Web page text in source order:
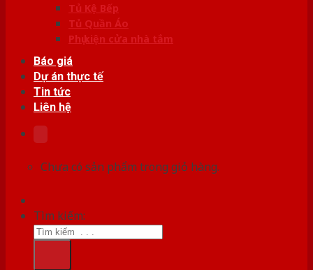
Tủ Kệ Bếp
Tủ Quần Áo
Phụ kiện cửa nhà tắm
Báo giá
Dự án thực tế
Tin tức
Liên hệ
Chưa có sản phẩm trong giỏ hàng.
Tìm kiếm: